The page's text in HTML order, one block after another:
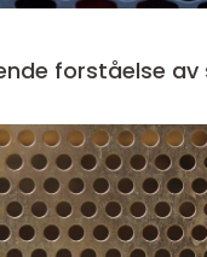
forståelse